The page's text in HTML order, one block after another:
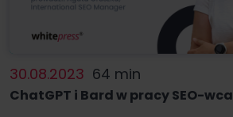
30.08.2023 64 min
ChatGPT i Bard w pracy SEO-wca